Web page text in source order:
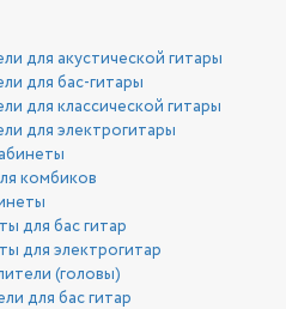
для акустической гитары
для бас-гитары
для классической гитары
для электрогитары
комбиков
для бас гитар
для электрогитар
(головы)
для бас гитар